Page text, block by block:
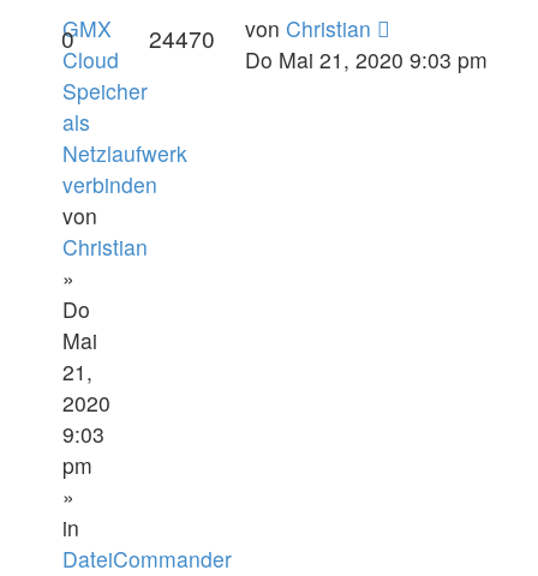
GMX
Cloud
Speicher
als
Netzlaufwerk
verbinden
von
Christian
»
Do
Mai
21,
2020
9:03
pm
»
in
DateiCommander
0 24470 von Christian
Do Mai 21, 2020 9:03 pm